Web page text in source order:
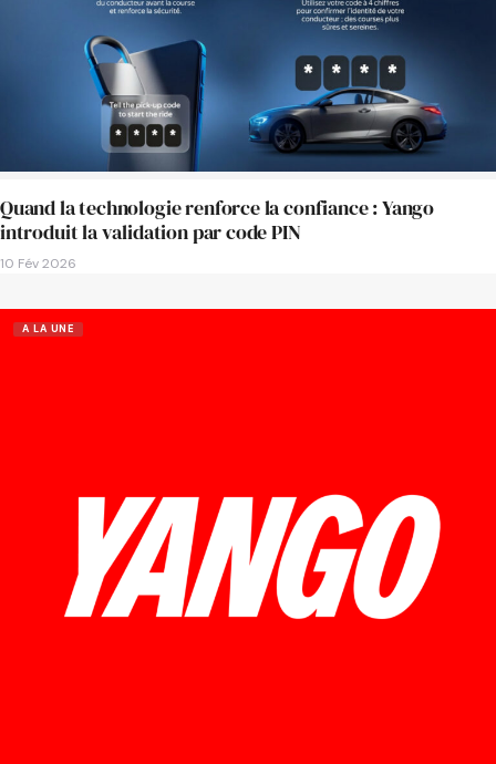
Quand la technologie renforce la confiance : Yango
introduit la validation par code PIN
10 Fév 2026
A LA UNE